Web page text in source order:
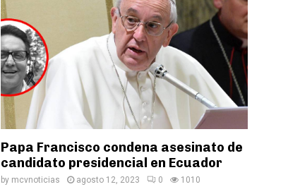
Papa Francisco condena asesinato de
candidato presidencial en Ecuador
by mcvnoticias agosto 12, 2023 0 1010